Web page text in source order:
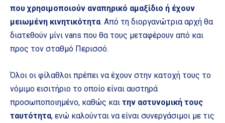
που χρησιμοποιούν αναπηρικό αμαξίδιο ή έχουν
μειωμένη κινητικότητα. Από τη διοργανώτρια αρχή θα
διατεθούν μίνι vans που θα τους μεταφέρουν από και
προς τον σταθμό Περισσό.
Όλοι οι φίλαθλοι πρέπει να έχουν στην κατοχή τους το
νόμιμο εισιτήριο το οποίο είναι αυστηρά
προσωποποιημένο, καθώς και την αστυνομική τους
ταυτότητα, ενώ καλούνται να είναι συνεργάσιμοι με τις